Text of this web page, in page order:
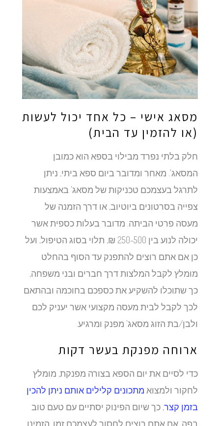
מסאג אישי – כל אחד יכול לעשות
(או להזמין עד הבית)
חלק בלתי נפרד מבילוי בספא הוא כמובן
המסאג'. מאחר ומדובר ביום ספא ביתי, ניתן
לתרגל בעצמכם טכניקות של מסאג' באמצעות
צפייה בסרטונים ביוטיוב, או דרך הזמנה של
מעסה פרטי הביתה. מדובר בעלות כספית אשר
יכולה לנוע בין 250-500 ₪, תלוי בסוג הטיפול, ועל
כן אם אתם רוצים להתפנק עד הסוף בהחלט
מומלץ לקבל המלצות דרך חברים ובני משפחה,
כך שתוכלו להשקיע את כספכם בחוכמה ובהתאם
לכך לקבל לבית מעסה מקצועי אשר יעניק לכם
ולבן/בת הזוג מסאג' מפנק ומרגיע.
ארוחה מפנקת בעשר דקות
כדי לסיים את יום הספא בצורה מפנקת, מומלץ
לחקור ולמצואמתכונים קלילים אותם ניתן להכין
בזמן קצר, כך שיום הפינוק יסתיים עם טעם טוב
בפה. אם אתם רוצים לחסוך לעצמכם זמן, הזמינו